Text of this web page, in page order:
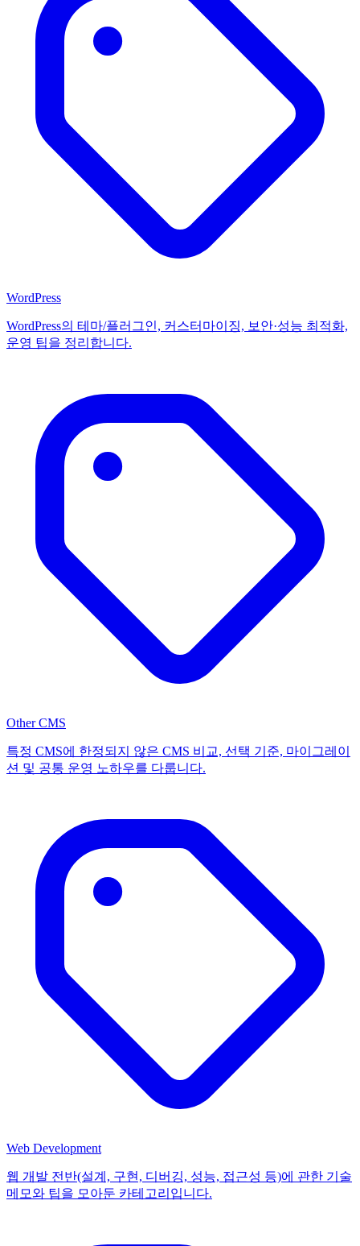
WordPress
WordPress의 테마/플러그인, 커스터마이징, 보안·성능 최적화,
운영 팁을 정리합니다.
Other CMS
특정 CMS에 한정되지 않은 CMS 비교, 선택 기준, 마이그레이
션 및 공통 운영 노하우를 다룹니다.
Web Development
웹 개발 전반(설계, 구현, 디버깅, 성능, 접근성 등)에 관한 기술
메모와 팁을 모아둔 카테고리입니다.